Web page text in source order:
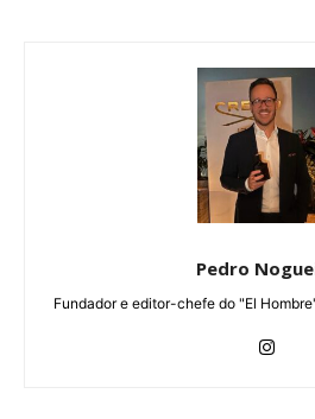
Pedro
Fundador e editor-chefe do "El